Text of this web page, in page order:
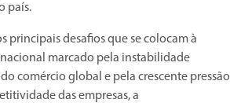
país.
principais desafios que se colocam à
marcado pela instabilidade
comércio global e pela crescente pressão
das empresas, a